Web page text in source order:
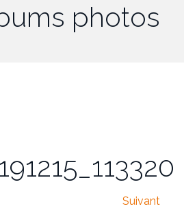
photos
Suivant